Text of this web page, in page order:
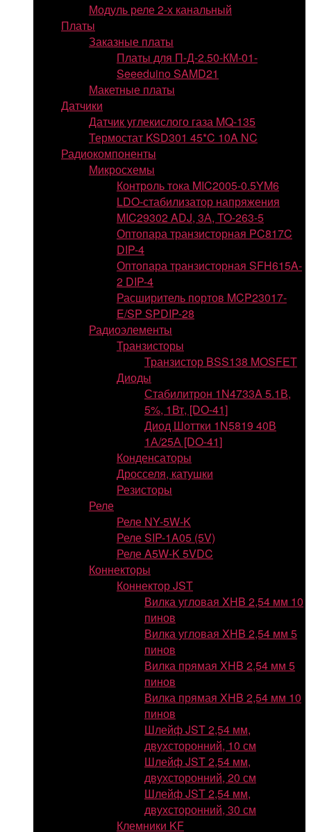
Модуль реле 2-х канальный
Платы
Заказные платы
Платы для П-Д-2.50-КМ-01-
Seeeduino SAMD21
Макетные платы
Датчики
Датчик углекислого газа MQ-135
Термостат KSD301 45*C 10A NC
Радиокомпоненты
Микросхемы
Контроль тока MIC2005-0.5YM6
LDO-стабилизатор напряжения
MIC29302 ADJ, 3А, TO-263-5
Оптопара транзисторная PC817C
DIP-4
Оптопара транзисторная SFH615A-
2 DIP-4
Расширитель портов MCP23017-
E/SP SPDIP-28
Радиоэлементы
Транзисторы
Транзистор BSS138 MOSFET
Диоды
Стабилитрон 1N4733A 5.1В,
5%, 1Вт, [DO-41]
Диод Шоттки 1N5819 40В
1А/25А [DO-41]
Конденсаторы
Дросселя, катушки
Резисторы
Реле
Реле NY-5W-K
Реле SIP-1A05 (5V)
Реле A5W-K 5VDC
Коннекторы
Коннектор JST
Вилка угловая XHB 2,54 мм 10
пинов
Вилка угловая XHB 2,54 мм 5
пинов
Вилка прямая XHB 2,54 мм 5
пинов
Вилка прямая XHB 2,54 мм 10
пинов
Шлейф JST 2,54 мм,
двухсторонний, 10 см
Шлейф JST 2,54 мм,
двухсторонний, 20 см
Шлейф JST 2,54 мм,
двухсторонний, 30 см
Клемники KF